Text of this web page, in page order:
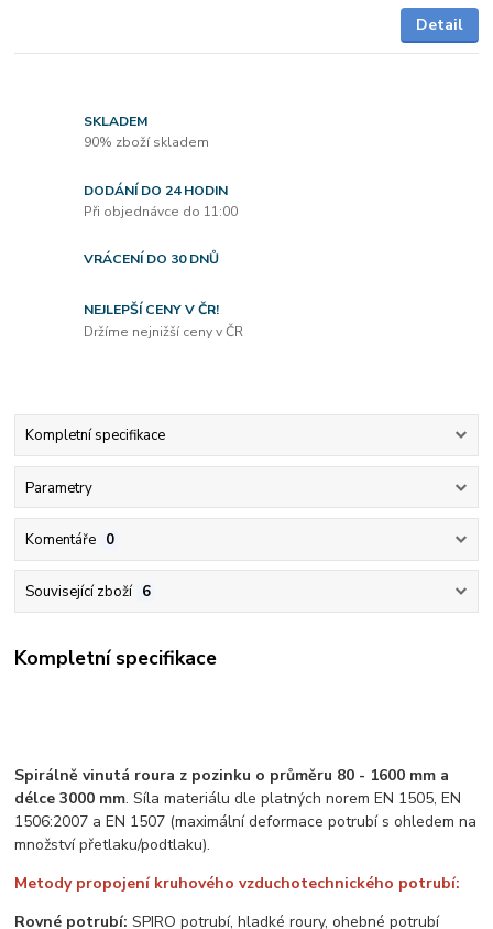
Detail
SKLADEM
90% zboží skladem
DODÁNÍ DO 24 HODIN
Při objednávce do 11:00
VRÁCENÍ DO 30 DNŮ
NEJLEPŠÍ CENY V ČR!
Držíme nejnižší ceny v ČR
Kompletní specifikace
Parametry
Komentáře 0
Související zboží 6
Kompletní specifikace
Spirálně vinutá roura z pozinku o průměru 80 - 1600 mm a
délce 3000 mm. Síla materiálu dle platných norem EN 1505, EN
1506:2007 a EN 1507 (maximální deformace potrubí s ohledem na
množství přetlaku/podtlaku).
Metody propojení kruhového vzduchotechnického potrubí:
Rovné potrubí:SPIRO potrubí, hladké roury, ohebné potrubí